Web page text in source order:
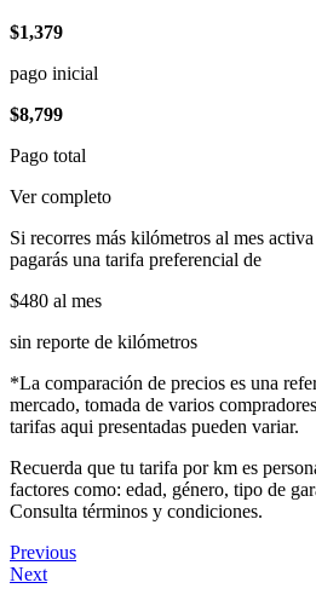
$1,379
pago inicial
$8,799
Pago total
Ver completo
Si recorres más kilómetros al mes
pagarás una tarifa preferencial de
$480 al mes
sin reporte de kilómetros
*La comparación de precios es una
mercado, tomada de varios
tarifas aqui presentadas pueden variar.
Recuerda que tu tarifa por km es
factores como: edad, género, tipo de
Consulta términos y condiciones.
Previous
Next